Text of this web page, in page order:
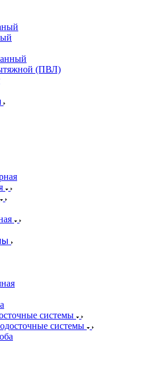
(ПВЛ)
системы
системы